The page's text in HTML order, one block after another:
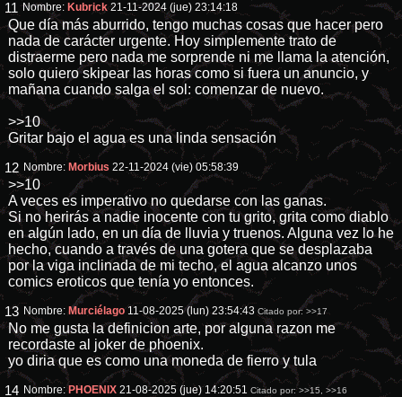
11 Nombre: Kubrick 21-11-2024 (jue) 23:14:18
Que día más aburrido, tengo muchas cosas que hacer pero
nada de carácter urgente. Hoy simplemente trato de
distraerme pero nada me sorprende ni me llama la atención,
solo quiero skipear las horas como si fuera un anuncio, y
mañana cuando salga el sol: comenzar de nuevo.
>>10
Gritar bajo el agua es una linda sensación
12 Nombre: Morbius 22-11-2024 (vie) 05:58:39
>>10
A veces es imperativo no quedarse con las ganas.
Si no herirás a nadie inocente con tu grito, grita como diablo
en algún lado, en un día de lluvia y truenos. Alguna vez lo he
hecho, cuando a través de una gotera que se desplazaba
por la viga inclinada de mi techo, el agua alcanzo unos
comics eroticos que tenía yo entonces.
13 Nombre: Murciélago 11-08-2025 (lun) 23:54:43 Citado por:>>17
No me gusta la definicion arte, por alguna razon me
recordaste al joker de phoenix.
yo diria que es como una moneda de fierro y tula
14 Nombre: PHOENIX 21-08-2025 (jue) 14:20:51 Citado por:>>15,>>16